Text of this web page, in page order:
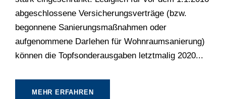
abgeschlossene Versicherungsverträge (bzw.
begonnene Sanierungsmaßnahmen oder
aufgenommene Darlehen für Wohnraumsanierung)
können die Topfsonderausgaben letztmalig 2020...
MEHR ERFAHREN